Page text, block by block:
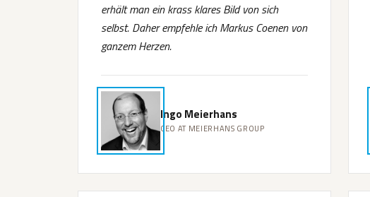
erhält man ein krass klares Bild von sich
selbst. Daher empfehle ich Markus Coenen von
ganzem Herzen.
Ingo Meierhans
CEO AT MEIERHANS GROUP